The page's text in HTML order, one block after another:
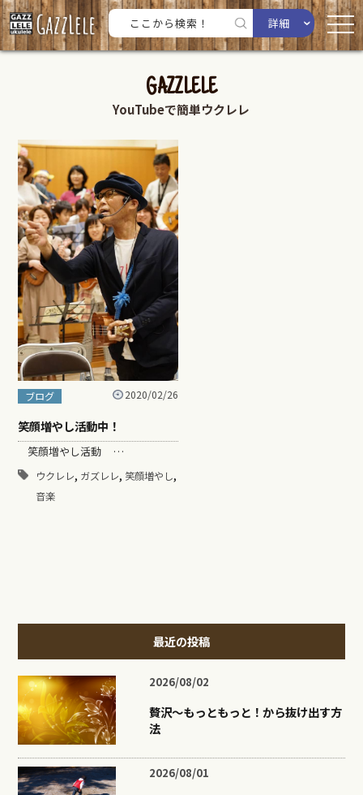
詳細
GAZZLELE
YouTubeで簡単ウクレレ
ブログ 2020/02/26
笑顔増やし活動中！
笑顔増やし活動 …
ウクレレ, ガズレレ, 笑顔増やし,
音楽
最近の投稿
2026/08/02
贅沢〜もっともっと！から抜け出す方
法
2026/08/01